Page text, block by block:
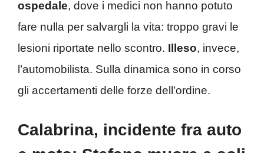
ospedale, dove i medici non hanno potuto
fare nulla per salvargli la vita: troppo gravi le
lesioni riportate nello scontro. Illeso, invece,
l’automobilista. Sulla dinamica sono in corso
gli accertamenti delle forze dell’ordine.
Calabrina, incidente fra auto